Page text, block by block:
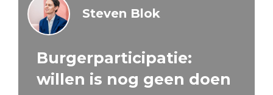
Steven Blok
Burgerparticipatie:
willen is nog geen doen